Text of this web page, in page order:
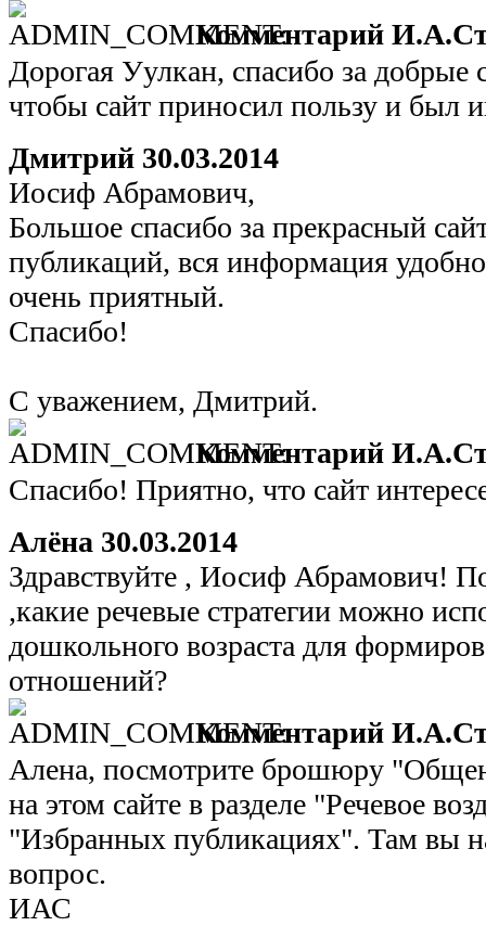
Комментарий
Дорогая Уулкан, спасибо за добрые
чтобы сайт приносил пользу и был
Дмитрий 30.03.2014
Иосиф Абрамович,
Большое спасибо за прекрасный
публикаций, вся информация
очень приятный.
Спасибо!
С уважением, Дмитрий.
Комментарий
Спасибо! Приятно, что сайт
Алёна 30.03.2014
Здравствуйте , Иосиф Абрамович!
,какие речевые стратегии можно
дошкольного возраста для
отношений?
Комментарий
Алена, посмотрите брошюру
на этом сайте в разделе "Речевое
"Избранных публикациях". Там вы
вопрос.
ИАС